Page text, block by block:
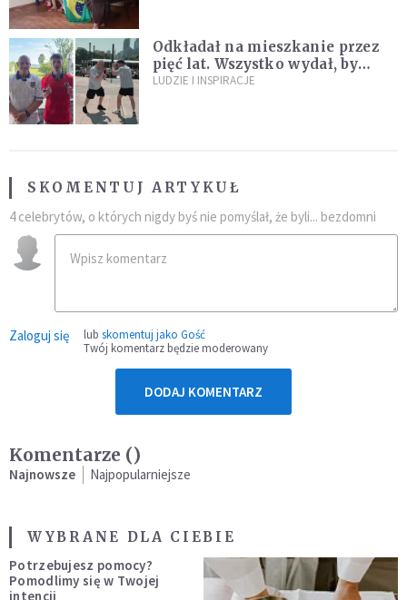
Odkładał na mieszkanie przez
pięć lat. Wszystko wydał, by
spełnić marzenie 80-letniego
LUDZIE I INSPIRACJE
SKOMENTUJ ARTYKUŁ
4 celebrytów, o których nigdy byś nie pomyślał, że byli... bezdomni
Zaloguj się lub skomentuj jako Gość
Twój komentarz będzie moderowany
DODAJ KOMENTARZ
Komentarze ()
Najnowsze Najpopularniejsze
WYBRANE DLA CIEBIE
Potrzebujesz pomocy?
Pomodlimy się w Twojej
intencji